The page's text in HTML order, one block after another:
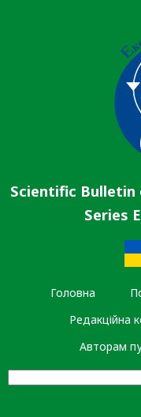
Scientific
Series
Головна
Редакційна
Авторам